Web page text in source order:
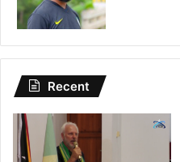
Recent